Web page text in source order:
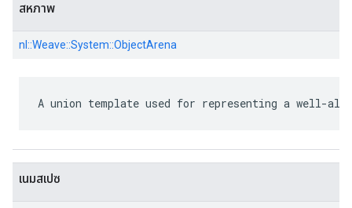
สหภาพ
nl::Weave::System::ObjectArena
A union template used for representing a well-
เนมสเปซ